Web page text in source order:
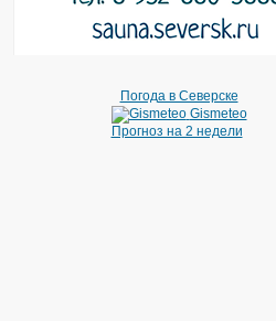
Погода в Северске
Gismeteo
Прогноз на 2 недели